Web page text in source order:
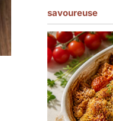
savoureuse